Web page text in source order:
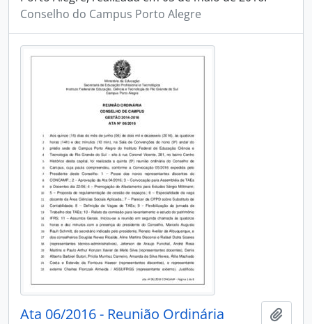
Conselho do Campus Porto Alegre
Ata 06/2016 - Reunião Ordinária